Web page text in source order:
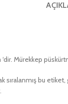
Mürekkep
sıralanmış bu